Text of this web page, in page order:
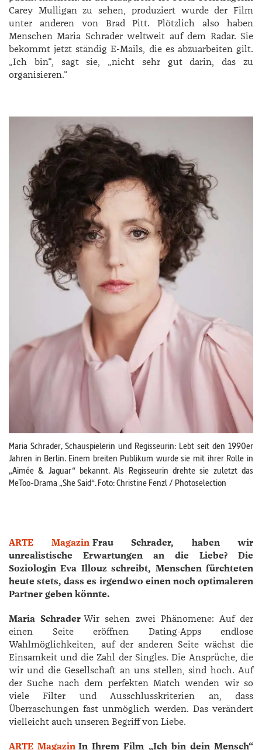
Carey Mulligan zu sehen, produziert wurde der Film
unter anderen von Brad Pitt. Plötzlich also haben
Menschen ­Maria ­Schrader weltweit auf dem Radar. Sie
bekommt jetzt ständig E-Mails, die es abzuarbeiten gilt.
„Ich bin“, sagt sie, „nicht sehr gut darin, das zu
organisieren.“
Maria Schrader, Schauspielerin und Regisseurin: Lebt seit den 1990er
Jahren in Berlin. Einem breiten Publikum wurde sie mit ihrer Rolle in
„Aimée & Jaguar“ bekannt. Als Regisseurin drehte sie zuletzt das
MeToo-Drama „She Said“. Foto: Christine Fenzl / Photoselection
ARTE MagazinFrau Schrader, haben wir
unrealistische Erwartungen an die Liebe? Die
Soziologin Eva ­Illouz schreibt, Menschen fürchteten
heute stets, dass es irgendwo einen noch optimaleren
Partner geben könnte.
Maria SchraderWir sehen zwei Phänomene: Auf der
einen Seite eröffnen Dating-Apps endlose
Wahlmöglichkeiten, auf der anderen Seite wächst die
Einsamkeit und die Zahl der Singles. Die Ansprüche, die
wir und die Gesellschaft an uns stellen, sind hoch. Auf
der Suche nach dem perfekten Match wenden wir so
viele Filter und Ausschlusskriterien an, dass
Überraschungen fast unmöglich werden. Das verändert
vielleicht auch unseren Begriff von Liebe.
ARTE Magazin In Ihrem Film „Ich bin dein Mensch“